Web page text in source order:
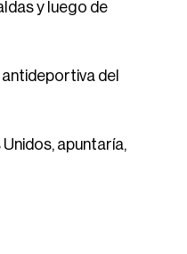
y luego de
del
apuntaría,